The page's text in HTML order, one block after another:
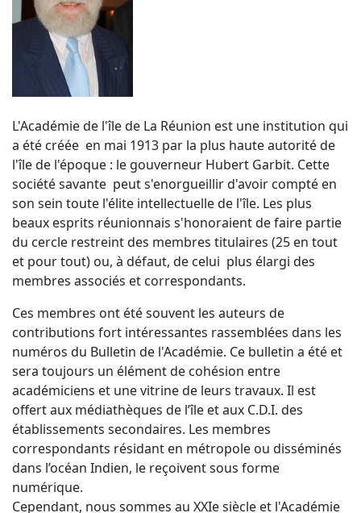
L'Académie de l'île de La Réunion est une institution qui
a été créée en mai 1913 par la plus haute autorité de
l'île de l'époque : le gouverneur Hubert Garbit. Cette
société savante peut s'enorgueillir d'avoir compté en
son sein toute l'élite intellectuelle de l'île. Les plus
beaux esprits réunionnais s'honoraient de faire partie
du cercle restreint des membres titulaires (25 en tout
et pour tout) ou, à défaut, de celui plus élargi des
membres associés et correspondants.
Ces membres ont été souvent les auteurs de
contributions fort intéressantes rassemblées dans les
numéros du Bulletin de l'Académie. Ce bulletin a été et
sera toujours un élément de cohésion entre
académiciens et une vitrine de leurs travaux. Il est
offert aux médiathèques de l’île et aux C.D.I. des
établissements secondaires. Les membres
correspondants résidant en métropole ou disséminés
dans l’océan Indien, le reçoivent sous forme
numérique.
Cependant, nous sommes au XXIe siècle et l'Académie